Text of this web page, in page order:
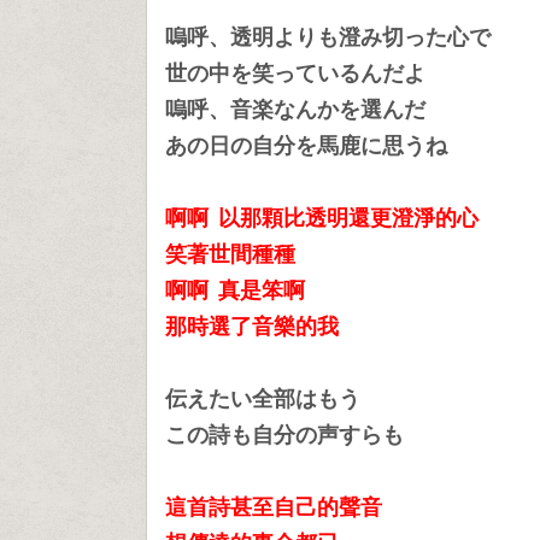
嗚呼、透明よりも澄み切った心で
世の中を笑っているんだよ
嗚呼、音楽なんかを選んだ
あの日の自分を馬鹿に思うね
啊啊 以那顆比透明還更澄淨的心
笑著世間種種
啊啊 真是笨啊
那時選了音樂的我
伝えたい全部はもう
この詩も自分の声すらも
這首詩甚至自己的聲音